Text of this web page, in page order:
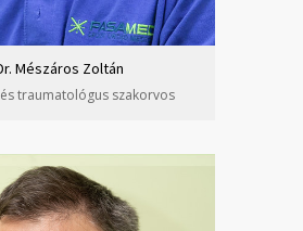
Mészáros Zoltán
traumatológus szakorvos